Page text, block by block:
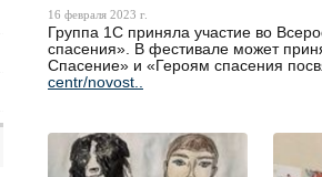
16 февраля 2023 г.
Группа 1С приняла участие во
спасения». В фестивале может
Спасение» и «Героям спасения
centr/novost..